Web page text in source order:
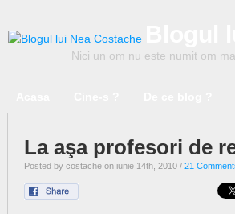
Nici un om nu este numit om
La aşa profesori de
Posted by costache on iunie 14th, 2010 / 21